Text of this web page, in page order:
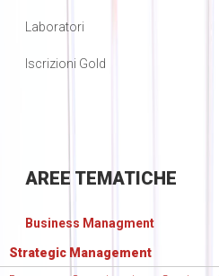
Laboratori
Iscrizioni Gold
AREE TEMATICHE
Business Managment
Strategic Management